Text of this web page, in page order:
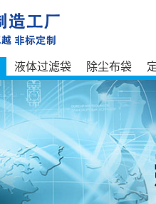
液体过滤袋 除尘布袋